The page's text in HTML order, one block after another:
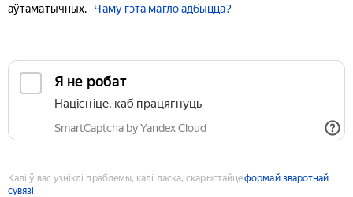
аўтаматычных.
Чаму гэта магло адбыцца?
Я не робат
Націсніце, каб працягнуць
SmartCaptcha by Yandex Cloud
Калі ў вас узніклі праблемы, калі ласка, скарыстайцеформай зваротнай
сувязі